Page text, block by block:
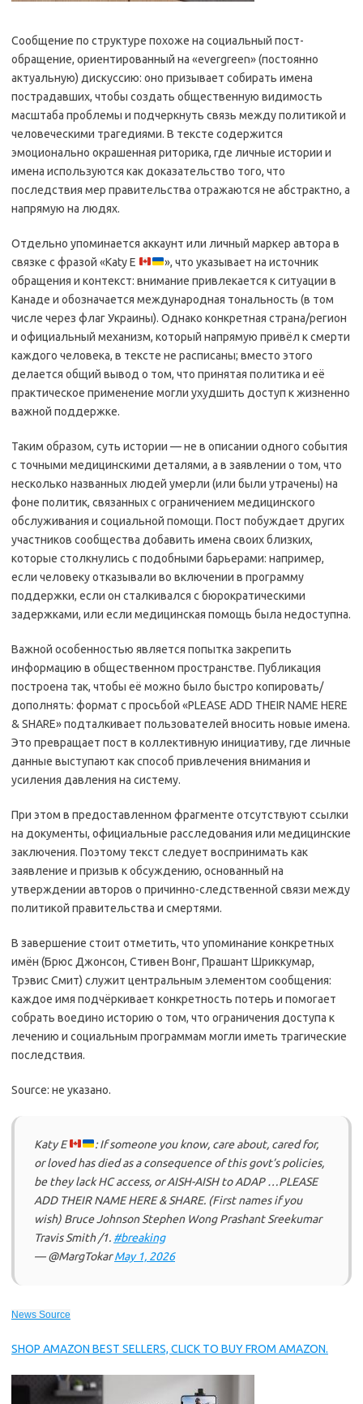
Сообщение по структуре похоже на социальный пост-
обращение, ориентированный на «evergreen» (постоянно
актуальную) дискуссию: оно призывает собирать имена
пострадавших, чтобы создать общественную видимость
масштаба проблемы и подчеркнуть связь между политикой и
человеческими трагедиями. В тексте содержится
эмоционально окрашенная риторика, где личные истории и
имена используются как доказательство того, что
последствия мер правительства отражаются не абстрактно, а
напрямую на людях.
Отдельно упоминается аккаунт или личный маркер автора в
связке с фразой «Katy E
», что указывает на источник
обращения и контекст: внимание привлекается к ситуации в
Канаде и обозначается международная тональность (в том
числе через флаг Украины). Однако конкретная страна/регион
и официальный механизм, который напрямую привёл к смерти
каждого человека, в тексте не расписаны; вместо этого
делается общий вывод о том, что принятая политика и её
практическое применение могли ухудшить доступ к жизненно
важной поддержке.
Таким образом, суть истории — не в описании одного события
с точными медицинскими деталями, а в заявлении о том, что
несколько названных людей умерли (или были утрачены) на
фоне политик, связанных с ограничением медицинского
обслуживания и социальной помощи. Пост побуждает других
участников сообщества добавить имена своих близких,
которые столкнулись с подобными барьерами: например,
если человеку отказывали во включении в программу
поддержки, если он сталкивался с бюрократическими
задержками, или если медицинская помощь была недоступна.
Важной особенностью является попытка закрепить
информацию в общественном пространстве. Публикация
построена так, чтобы её можно было быстро копировать/
дополнять: формат с просьбой «PLEASE ADD THEIR NAME HERE
& SHARE» подталкивает пользователей вносить новые имена.
Это превращает пост в коллективную инициативу, где личные
данные выступают как способ привлечения внимания и
усиления давления на систему.
При этом в предоставленном фрагменте отсутствуют ссылки
на документы, официальные расследования или медицинские
заключения. Поэтому текст следует воспринимать как
заявление и призыв к обсуждению, основанный на
утверждении авторов о причинно-следственной связи между
политикой правительства и смертями.
В завершение стоит отметить, что упоминание конкретных
имён (Брюс Джонсон, Стивен Вонг, Прашант Шриккумар,
Трэвис Смит) служит центральным элементом сообщения:
каждое имя подчёркивает конкретность потерь и помогает
собрать воедино историю о том, что ограничения доступа к
лечению и социальным программам могли иметь трагические
последствия.
Source: не указано.
Katy E
: If someone you know, care about, cared for,
or loved has died as a consequence of this govt’s policies,
be they lack HC access, or AISH-AISH to ADAP …PLEASE
ADD THEIR NAME HERE & SHARE. (First names if you
wish) Bruce Johnson Stephen Wong Prashant Sreekumar
Travis Smith /1. #breaking
— @MargTokarMay 1, 2026
News Source
SHOP AMAZON BEST SELLERS, CLICK TO BUY FROM AMAZON.